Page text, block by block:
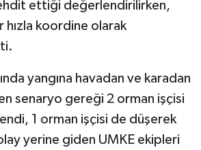
ettiği değerlendirilirken,
hızla koordine olarak
yangına havadan ve karadan
senaryo gereği 2 orman işçisi
1 orman işçisi de düşerek
yerine giden UMKE ekipleri